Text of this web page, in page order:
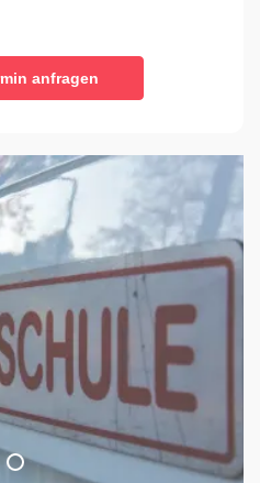
anfragen